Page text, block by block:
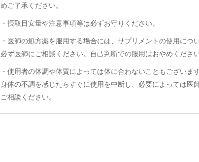
めご了承ください。
・摂取目安量や注意事項等は必ずお守りください。
・医師の処方薬を服用する場合には、サプリメントの使用につ
必ず医師にご相談ください。自己判断での服用はおやめください
・使用者の体調や体質によっては体に合わないこともございます
身体の不調を感じたらすぐに使用を中断し、必要によっては医
ご相談ください。